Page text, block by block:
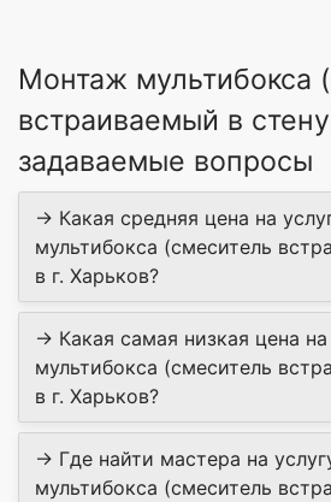
Монтаж мультибокса
встраиваемый в
задаваемые вопросы
→ Какая средняя цена на
мультибокса (смеситель
в г. Харьков?
→ Какая самая низкая цена
мультибокса (смеситель
в г. Харьков?
→ Где найти мастера на
мультибокса (смеситель